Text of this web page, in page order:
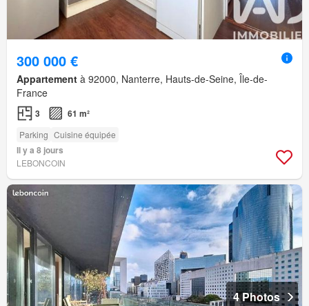
300 000 €
Appartement à 92000, Nanterre, Hauts-de-Seine, Île-de-
France
3 61 m²
Parking Cuisine équipée
Il y a 8 jours
LEBONCOIN
4 Photos